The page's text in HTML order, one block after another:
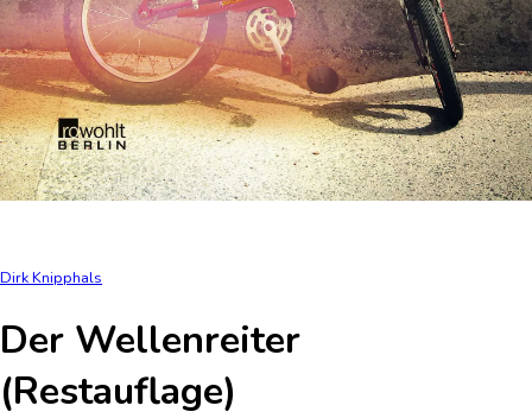
Dirk Knipphals
Der Wellenreiter
(Restauflage)